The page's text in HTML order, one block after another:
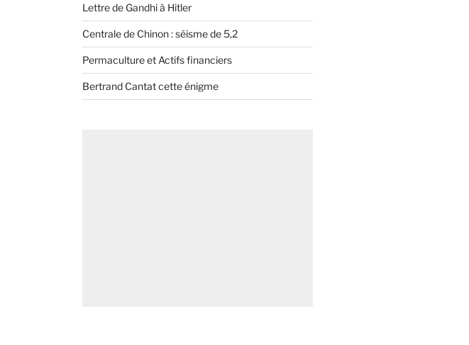
Lettre de Gandhi à Hitler
Centrale de Chinon : séisme de 5,2
Permaculture et Actifs financiers
Bertrand Cantat cette énigme